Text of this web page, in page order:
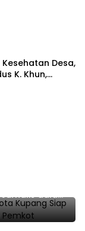
Desa,
K. Khun,
Posyandu
Wali
dalam